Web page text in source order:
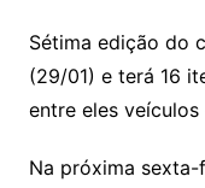
Sétima edição do
(29/01) e terá 16
entre eles
Na próxima